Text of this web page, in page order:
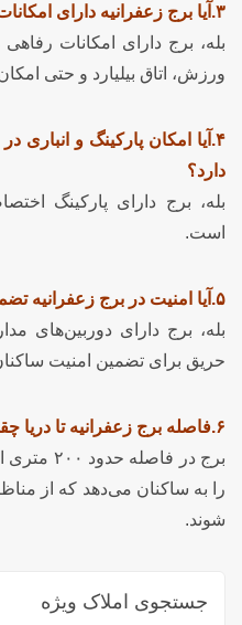
جستجوی املاک ویژه
۳.آیا برج زعفرانیه دارای امکانات رفاهی است؟
بله، برج دارای امکانات
ورزش، اتاق بیلیارد و حتی
۴.آیا امکان پارکینگ و انباری
دارد؟
بله، برج دارای پارکینگ
است.
۵.آیا امنیت در برج زعفرانیه تضمین شده است؟
بله، برج دارای دوربین‌های
حریق برای تضمین امنیت
۶.فاصله برج زعفرانیه تا دریا چقدر است؟
برج در
را به ساکنان می‌دهد که از
شوند.